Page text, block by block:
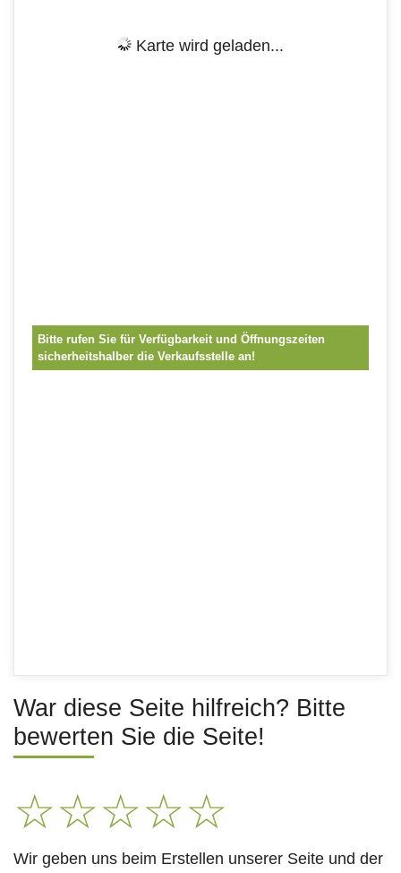
Karte wird geladen...
Bitte rufen Sie für Verfügbarkeit und Öffnungszeiten
sicherheitshalber die Verkaufsstelle an!
War diese Seite hilfreich? Bitte
bewerten Sie die Seite!
☆☆☆☆☆
Wir geben uns beim Erstellen unserer Seite und der